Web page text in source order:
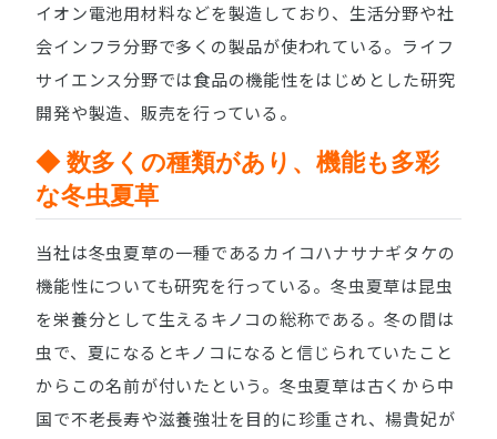
イオン電池用材料などを製造しており、生活分野や社
会インフラ分野で多くの製品が使われている。ライフ
サイエンス分野では食品の機能性をはじめとした研究
開発や製造、販売を行っている。
◆ 数多くの種類があり、機能も多彩
な冬虫夏草
当社は冬虫夏草の一種であるカイコハナサナギタケの
機能性についても研究を行っている。冬虫夏草は昆虫
を栄養分として生えるキノコの総称である。冬の間は
虫で、夏になるとキノコになると信じられていたこと
からこの名前が付いたという。冬虫夏草は古くから中
国で不老長寿や滋養強壮を目的に珍重され、楊貴妃が